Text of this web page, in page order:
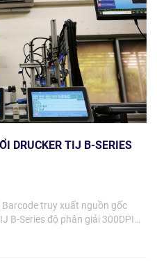
DRUCKER TIJ B-SERIES
Barcode truy xuất nguồn gốc
B-Series độ phân giải 300DPI